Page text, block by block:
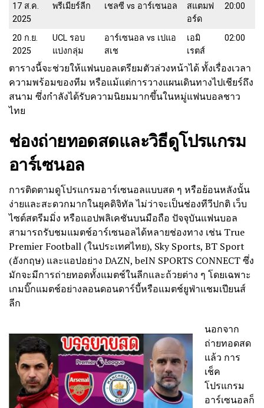
17 ส.ค.
2025
พรีเมียร์ลีก เชลซี vs อาร์เซนอล
สแตมฟ
อร์ด
20:00
20 ก.ย.
2025
UCL รอบ
แบ่งกลุ่ม
อาร์เซนอล vs เปแอ
สเช
เอมิ
เรตส์
02:00
ตารางนี้จะช่วยให้แฟนบอลเตรียมตัวล่วงหน้าได้ ทั้งเรื่องเวลา
ความพร้อมของทีม หรือแม้แต่การวางแผนเดินทางไปเชียร์ถึง
สนาม ซึ่งกำลังได้รับความนิยมมากขึ้นในหมู่แฟนบอลชาว
ไทย
ช่องถ่ายทอดสดและวิธีดูโปรแกรม
อาร์เซนอล
การติดตามดูโปรแกรมอาร์เซนอลแบบสด ๆ หรือย้อนหลังนั้น
ง่ายและสะดวกมากในยุคดิจิทัล ไม่ว่าจะเป็นช่องทีวีปกติ เว็บ
ไซต์สตรีมมิ่ง หรือแอปพลิเคชันบนมือถือ ปัจจุบันแฟนบอล
สามารถรับชมแมตช์อาร์เซนอลได้หลายช่องทาง เช่น True
Premier Football (ในประเทศไทย), Sky Sports, BT Sport
(อังกฤษ) และแอปอย่าง DAZN, beIN SPORTS CONNECT ซึ่ง
มักจะมีการถ่ายทอดทั้งแมตช์ในลีกและถ้วยต่าง ๆ โดยเฉพาะ
เกมบิ๊กแมตช์อย่างลอนดอนดาร์บี้หรือแมตช์ยูฟ่าแชมเปียนส์
ลีก
นอกจาก
ถ่ายทอดสด
แล้ว การ
เช็ค
โปรแกรม
อาร์เซนอลก็